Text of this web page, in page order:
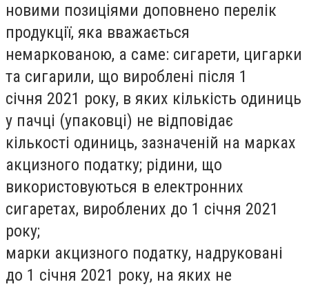
новими позиціями доповнено перелік
продукції, яка вважається
немаркованою, а саме: сигарети, цигарки
та сигарили, що вироблені після 1
січня 2021 року, в яких кількість одиниць
у пачці (упаковці) не відповідає
кількості одиниць, зазначеній на марках
акцизного податку; рідини, що
використовуються в електронних
сигаретах, вироблених до 1 січня 2021
року;
марки акцизного податку, надруковані
до 1 січня 2021 року, на яких не